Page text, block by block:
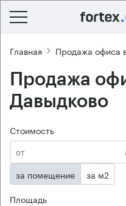
Главная Продажа офиса
Продажа
Давыдково
Стоимость
за помещение
за м2
Площадь